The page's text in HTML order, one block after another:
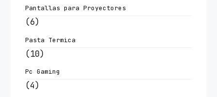
Pantallas para Proyectores
(6)
Pasta Termica
(10)
Pc Gaming
(4)